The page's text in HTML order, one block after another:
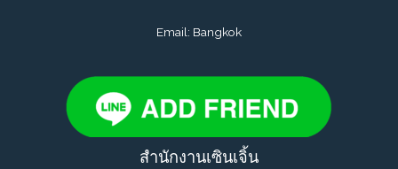
Email: Bangkok
สำนักงานเซินเจิ้น